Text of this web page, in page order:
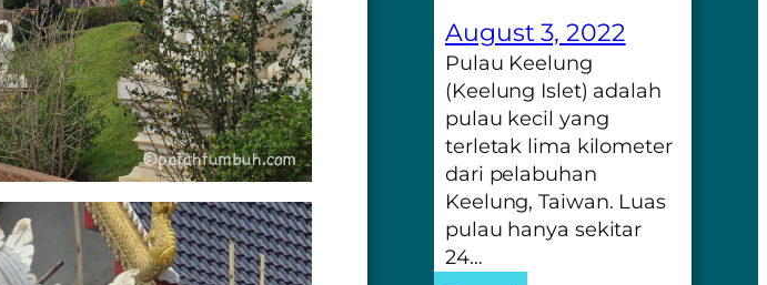
August 3, 2022
Pulau Keelung
(Keelung Islet) adalah
pulau kecil yang
terletak lima kilometer
dari pelabuhan
Keelung, Taiwan. Luas
pulau hanya sekitar
24…